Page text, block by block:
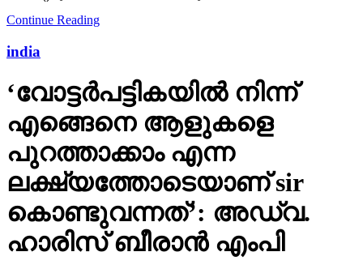
Continue Reading
india
‘വോട്ടര്‍പട്ടികയില്‍ നിന്ന്
എങ്ങെനെ ആളുകളെ
പുറത്താക്കാം എന്ന
ലക്ഷ്യത്തോടെയാണ് sir
കൊണ്ടുവന്നത്’: അഡ്വ.
ഹാരിസ് ബീരാൻ എംപി